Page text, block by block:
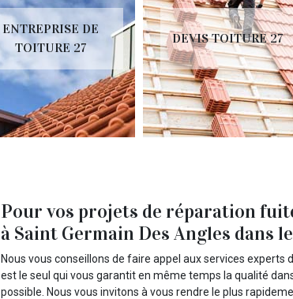
ENTREPRISE DE
TOITURE 27
DEVIS TOITURE 27
Pour vos projets de réparation
à Saint Germain Des Angles dans
Nous vous conseillons de faire appel aux services
est le seul qui vous garantit en même temps la qualité
possible. Nous vous invitons à vous rendre le plus